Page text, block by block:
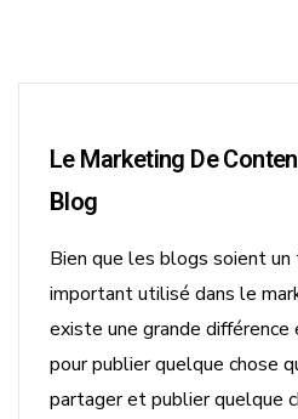
Le Marketing De
Blog
Bien que les blogs soient
important utilisé dans le
existe une grande
pour publier quelque chose
partager et publier quelque